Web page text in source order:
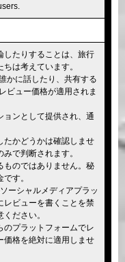
したりすることは、旅行
は考えています。
かに話したり、共有する
ビュー価格が適用されま
ョンとして提供され、通
たかどうかは確認しませ
で判断されます。
ものではありません。秘
す。
ーシャルメディアプラッ
レビューを書くことを禁
ださい。
のプラットフォームでレ
価格を絶対に適用しませ